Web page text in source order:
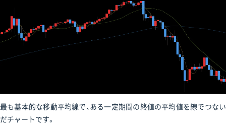
最も基本的な移動平均線で、ある一定期間の終値の平均値を線でつない
だチャートです。